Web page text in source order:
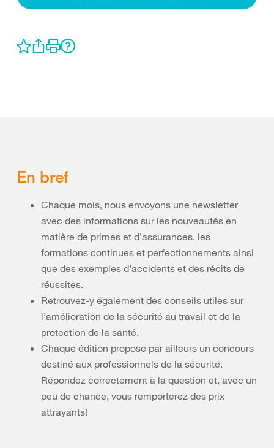
En bref
Chaque mois, nous envoyons une newsletter
avec des informations sur les nouveautés en
matière de primes et d’assurances, les
formations continues et perfectionnements ainsi
que des exemples d’accidents et des récits de
réussites.
Retrouvez-y également des conseils utiles sur
l’amélioration de la sécurité au travail et de la
protection de la santé.
Chaque édition propose par ailleurs un concours
destiné aux professionnels de la sécurité.
Répondez correctement à la question et, avec un
peu de chance, vous remporterez des prix
attrayants!